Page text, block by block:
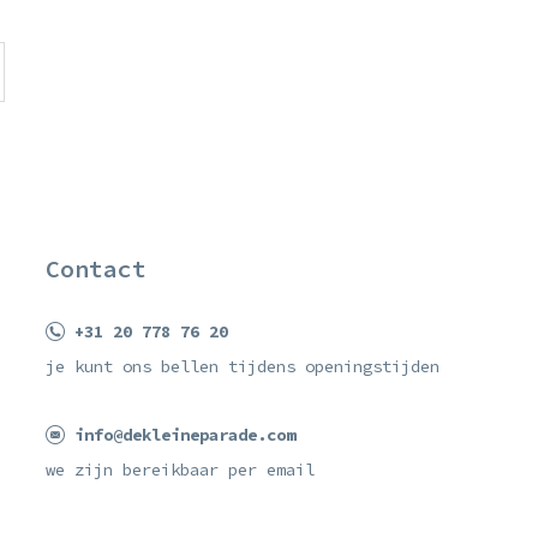
Contact
+31 20 778 76 20
je kunt ons bellen tijdens openingstijden
info@dekleineparade.com
we zijn bereikbaar per email